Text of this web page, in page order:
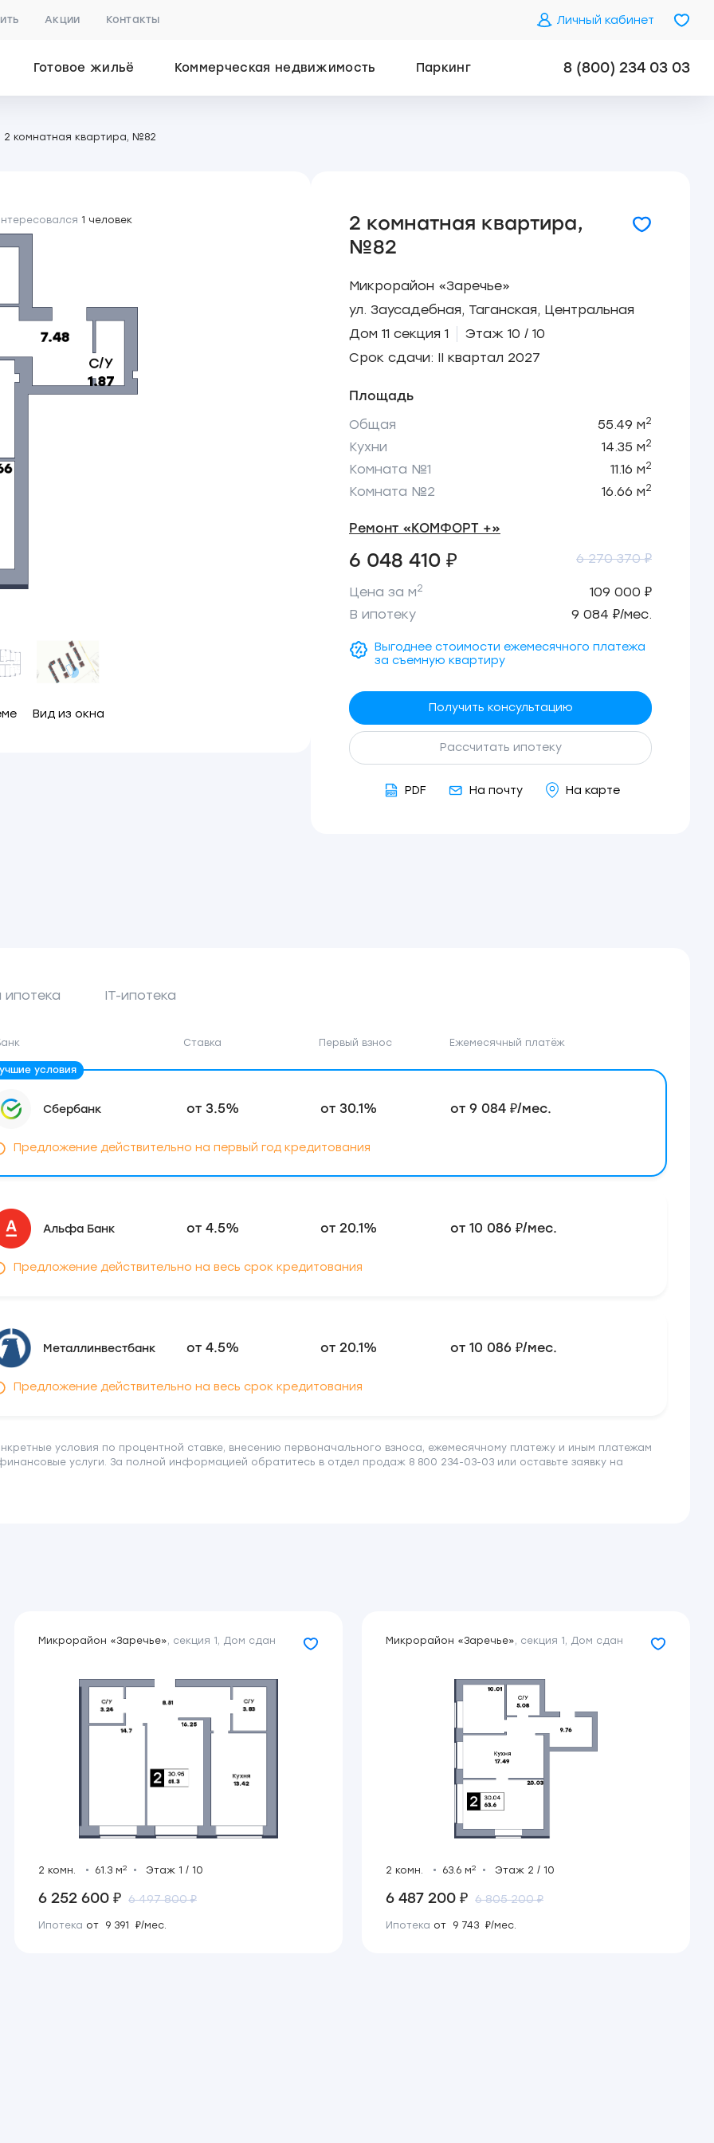
Акции Контакты Личный кабинет
Готовое жильё Коммерческая недвижимость Паркинг 8 (800) 234 03 03
2 комнатная квартира, №82
1 человек
Вид из окна
2 комнатная квартира,
№82
Микрорайон «Заречье»
ул. Заусадебная, Таганская, Центральная
Дом 11 секция 1
Этаж 10 / 10
Срок сдачи: II квартал 2027
Площадь
Общая
55.49 м2
Кухни 14.35 м2
Комната №1 11.16 м2
Комната №2 16.66 м2
Ремонт «КОМФОРТ +»
6 048 410 ₽ 6 270 370 ₽
Цена за м2
109 000 ₽
В ипотеку
9 084 ₽/мес.
Выгоднее стоимости ежемесячного платежа
за съемную квартиру
Получить консультацию
Рассчитать ипотеку
PDF На почту На карте
IT-ипотека
Ставка Первый взнос Ежемесячный платёж
Сбербанк от 3.5% от 30.1% от 9 084 ₽/мес.
Предложение действительно на первый год кредитования
Альфа Банк от 4.5% от 20.1% от 10 086 ₽/мес.
Предложение действительно на весь срок кредитования
Металлинвестбанк от 4.5% от 20.1% от 10 086 ₽/мес.
Предложение действительно на весь срок кредитования
IT Ипотека от 6% от 20.1% от 11 691 ₽/мес.
условия по процентной ставке, внесению первоначального взноса, ежемесячному платежу и иным платежам
услуги. За полной информацией обратитесь в отдел продаж 8 800 234-03-03 или оставьте заявку на
Микрорайон «Заречье», секция 1 , Дом сдан
2 комн. 61.3 м2 Этаж 1 / 10
6 252 600 ₽ 6 497 800 ₽
Ипотека от 9 391 ₽/мес.
Микрорайон «Заречье», секция 1 , Дом сдан
2 комн. 63.6 м2 Этаж 2 / 10
6 487 200 ₽ 6 805 200 ₽
Ипотека от 9 743 ₽/мес.